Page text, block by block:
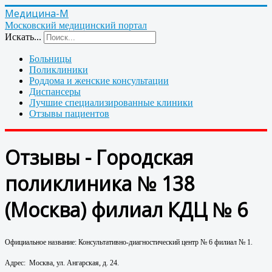
Медицина-М
Московский медицинский портал
Искать...
Больницы
Поликлиники
Роддома и женские консультации
Диспансеры
Лучшие специализированные клиники
Отзывы пациентов
Отзывы - Городская
поликлиника № 138
(Москва) филиал КДЦ № 6
Официальное название: Консультативно-диагностический центр № 6 филиал № 1.
Адрес: Москва, ул. Ангарская, д. 24.